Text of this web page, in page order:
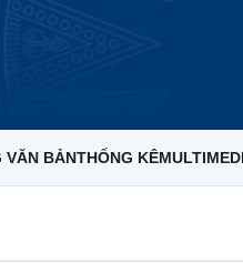
VĂN BẢNTHỐNG KÊ